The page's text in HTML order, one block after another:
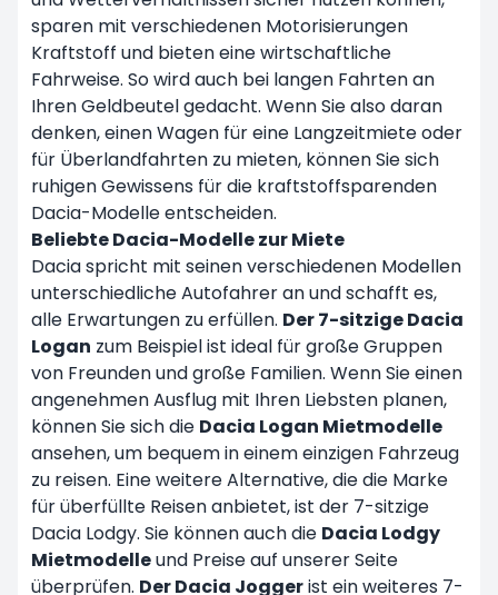
sparen mit verschiedenen Motorisierungen
Kraftstoff und bieten eine wirtschaftliche
Fahrweise. So wird auch bei langen Fahrten an
Ihren Geldbeutel gedacht. Wenn Sie also daran
denken, einen Wagen für eine Langzeitmieteoder
für Überlandfahrten zu mieten, können Sie sich
ruhigen Gewissens für die kraftstoffsparenden
Dacia-Modelle entscheiden.
Beliebte Dacia-Modelle zur Miete
Dacia spricht mit seinen verschiedenen Modellen
unterschiedliche Autofahrer an und schafft es,
alle Erwartungen zu erfüllen. Der 7-sitzige Dacia
Logan zum Beispiel ist ideal für große Gruppen
von Freunden und große Familien. Wenn Sie einen
angenehmen Ausflug mit Ihren Liebsten planen,
können Sie sich die Dacia Logan Mietmodelle
ansehen, um bequem in einem einzigen Fahrzeug
zu reisen. Eine weitere Alternative, die die Marke
für überfüllte Reisen anbietet, ist der 7-sitzige
Dacia Lodgy. Sie können auch die Dacia Lodgy
Mietmodelleund Preise auf unserer Seite
überprüfen. Der Dacia Joggerist ein weiteres 7-